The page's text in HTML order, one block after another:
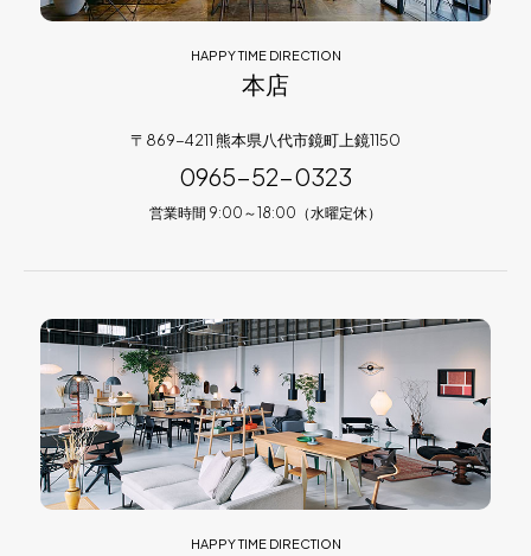
HAPPY TIME DIRECTION
本店
〒869-4211 熊本県八代市鏡町上鏡1150
0965-52-0323
営業時間 9:00～18:00（水曜定休）
HAPPY TIME DIRECTION